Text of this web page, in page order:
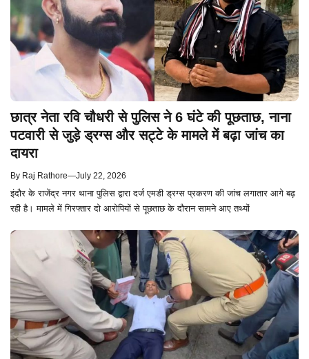
छात्र नेता रवि चौधरी से पुलिस ने 6 घंटे की पूछताछ, नाना
पटवारी से जुड़े ड्रग्स और सट्टे के मामले में बढ़ा जांच का
दायरा
By Raj Rathore—July 22, 2026
इंदौर के राजेंद्र नगर थाना पुलिस द्वारा दर्ज एमडी ड्रग्स प्रकरण की जांच लगातार आगे बढ़
रही है। मामले में गिरफ्तार दो आरोपियों से पूछताछ के दौरान सामने आए तथ्यों